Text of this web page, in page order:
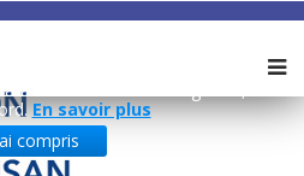
site utilise des cookies
similaires.
de votre navigateur, vous
En savoir plus
compris